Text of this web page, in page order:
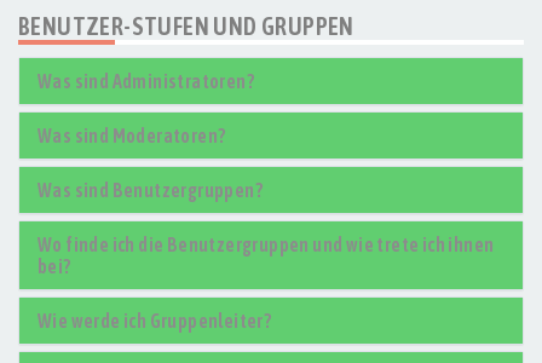
BENUTZER-STUFEN UND GRUPPEN
Was sind Administratoren?
Was sind Moderatoren?
Was sind Benutzergruppen?
Wo finde ich die Benutzergruppen und wie trete ich ihnen
bei?
Wie werde ich Gruppenleiter?